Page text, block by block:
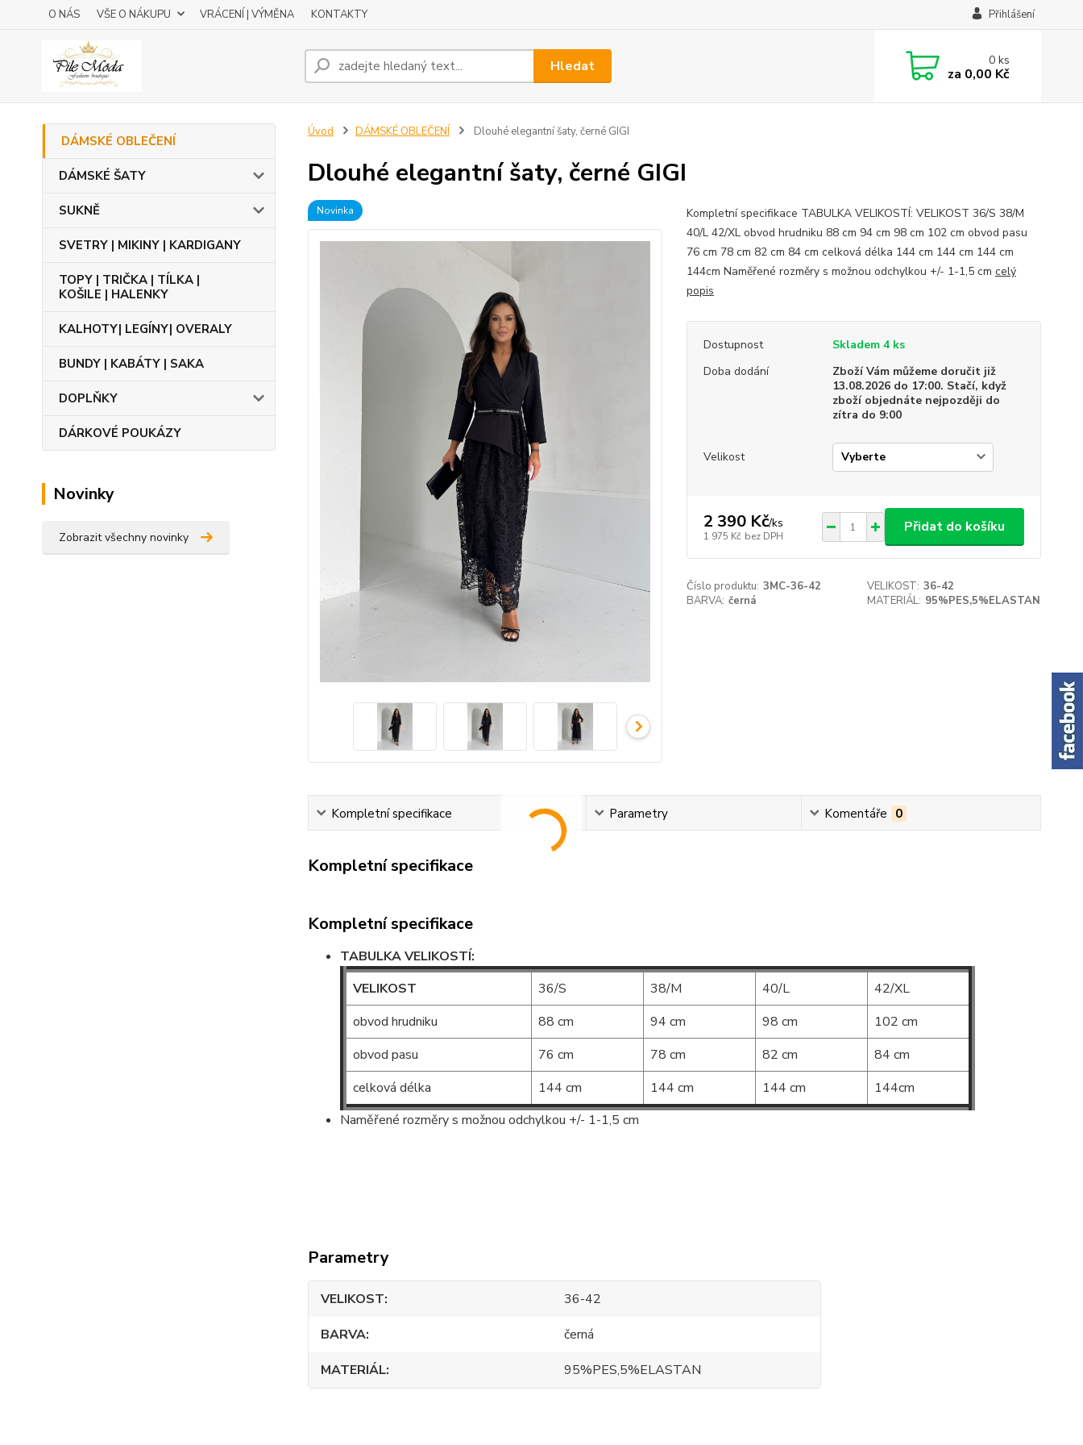
O NÁS VŠE O NÁKUPU VRÁCENÍ | VÝMĚNA KONTAKTY Přihlášení
Hledat 0ks
za 0,00 Kč
DÁMSKÉ OBLEČENÍ
DÁMSKÉ ŠATY
SUKNĚ
SVETRY | MIKINY | KARDIGANY
TOPY | TRIČKA | TÍLKA |
KOŠILE | HALENKY
KALHOTY| LEGÍNY| OVERALY
BUNDY | KABÁTY | SAKA
DOPLŇKY
DÁRKOVÉ POUKÁZY
Novinky
Zobrazit všechny novinky
Úvod DÁMSKÉ OBLEČENÍ Dlouhé elegantní šaty, černé GIGI
Dlouhé elegantní šaty, černé GIGI
Novinka
Kompletní specifikace TABULKA VELIKOSTÍ: VELIKOST 36/S 38/M
40/L 42/XL obvod hrudniku 88 cm 94 cm 98 cm 102 cm obvod pasu
76 cm 78 cm 82 cm 84 cm celková délka 144 cm 144 cm 144 cm
144cm Naměřené rozměry s možnou odchylkou +/- 1-1,5 cm celý
popis
Dostupnost
Skladem 4 ks
Doba dodání
Zboží Vám můžeme doručit již
13.08.2026 do 17:00. Stačí, když
zboží objednáte nejpozději do
zítra do 9:00
Velikost
2 390 Kč/ks
1 975 Kč bez DPH
Přidat do košíku
Číslo produktu: 3MC-36-42 VELIKOST: 36-42
BARVA: černá MATERIÁL: 95%PES,5%ELASTAN
Kompletní specifikace Parametry Komentáře 0
Kompletní specifikace
Kompletní specifikace
TABULKA VELIKOSTÍ:
VELIKOST
36/S 38/M 40/L
42/XL
obvod hrudniku
88 cm 94 cm 98 cm
102 cm
obvod pasu
76 cm 78 cm 82 cm
84 cm
celková délka
144 cm 144 cm 144 cm
144cm
Naměřené rozměry s možnou odchylkou +/- 1-1,5 cm
Parametry
VELIKOST
36-42
BARVA
černá
MATERIÁL
95%PES,5%ELASTAN